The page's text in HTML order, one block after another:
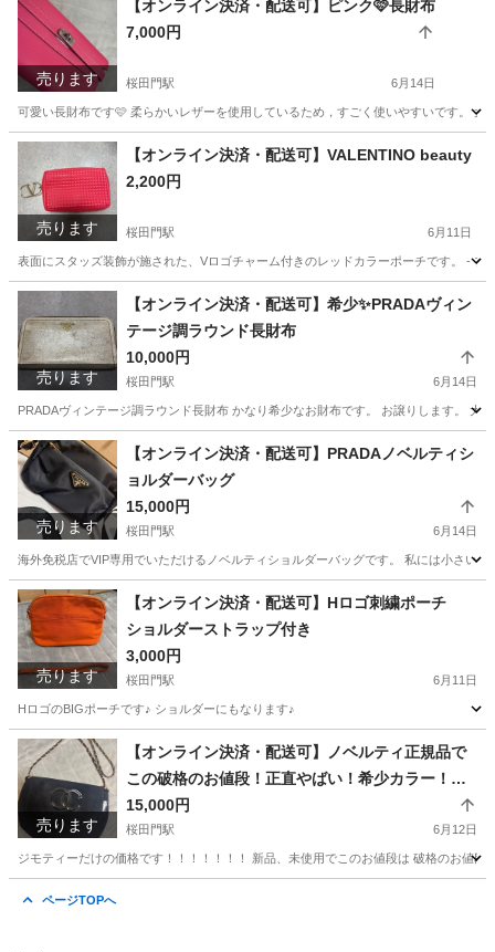
売ります
【オンライン決済・配送可】ピンク🩷長財布
7,000円
桜田門駅 6月14日
可愛い長財布です🩷 柔らかいレザーを使用しているため，すごく使いやすいです。
東京 千代田区 桜田門駅 小物
売ります
【オンライン決済・配送可】VALENTINO beauty
2,200円
桜田門駅 6月11日
表面にスタッズ装飾が施された、Vロゴチャーム付きのレッドカラーポーチです。 -
東京 千代田区 桜田門駅 バッグ
売ります
【オンライン決済・配送可】希少✨PRADAヴィン
テージ調ラウンド長財布
10,000円
桜田門駅 6月14日
PRADAヴィンテージ調ラウンド長財布 かなり希少なお財布です。 お譲りします。 大
東京 千代田区 桜田門駅 バッグ
売ります
【オンライン決済・配送可】PRADAノベルティシ
ョルダーバッグ
15,000円
桜田門駅 6月14日
海外免税店でVIP専用でいただけるノベルティショルダーバッグです。 私には小さい
東京 千代田区 桜田門駅 バッグ
売ります
【オンライン決済・配送可】Hロゴ刺繍ポーチ
ショルダーストラップ付き
3,000円
桜田門駅 6月11日
HロゴのBIGポーチです♪ ショルダーにもなります♪
東京 千代田区 桜田門駅 バッグ
売ります
【オンライン決済・配送可】ノベルティ正規品で
この破格のお値段！正直やばい！希少カラー！！C
HANEL ノベルティ ショルダーバッグ
15,000円
桜田門駅 6月12日
ジモティーだけの価格です！！！！！！！ 新品、未使用でこのお値段は 破格のお値
ページTOPへ